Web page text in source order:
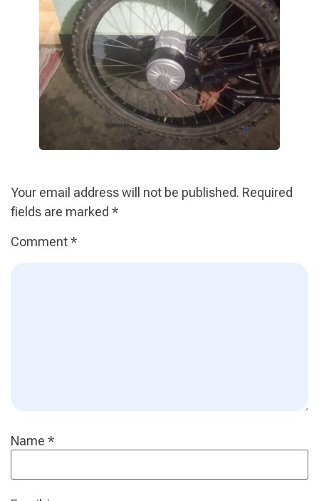
Your email address will not be published. Required
fields are marked *
Comment*
Name *